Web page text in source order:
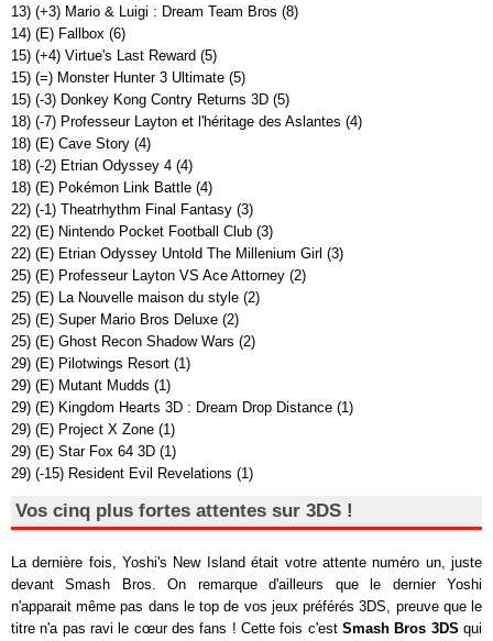
13) (+3) Mario & Luigi : Dream Team Bros (8)
14) (E) Fallbox (6)
15) (+4) Virtue's Last Reward (5)
15) (=) Monster Hunter 3 Ultimate (5)
15) (-3) Donkey Kong Contry Returns 3D (5)
18) (-7) Professeur Layton et l'héritage des Aslantes (4)
18) (E) Cave Story (4)
18) (-2) Etrian Odyssey 4 (4)
18) (E) Pokémon Link Battle (4)
22) (-1) Theatrhythm Final Fantasy (3)
22) (E) Nintendo Pocket Football Club (3)
22) (E) Etrian Odyssey Untold The Millenium Girl (3)
25) (E) Professeur Layton VS Ace Attorney (2)
25) (E) La Nouvelle maison du style (2)
25) (E) Super Mario Bros Deluxe (2)
25) (E) Ghost Recon Shadow Wars (2)
29) (E) Pilotwings Resort (1)
29) (E) Mutant Mudds (1)
29) (E) Kingdom Hearts 3D : Dream Drop Distance (1)
29) (E) Project X Zone (1)
29) (E) Star Fox 64 3D (1)
29) (-15) Resident Evil Revelations (1)
Vos cinq plus fortes attentes sur 3DS !
La dernière fois, Yoshi's New Island était votre attente numéro un, juste
devant Smash Bros. On remarque d'ailleurs que le dernier Yoshi
n'apparait même pas dans le top de vos jeux préférés 3DS, preuve que le
titre n'a pas ravi le cœur des fans ! Cette fois c'estSmash Bros 3DS qui